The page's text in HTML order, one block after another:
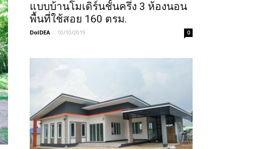
แบบบ้านโมเดิร์นชั้นครึ่ง 3 ห้องนอน
พื้นที่ใช้สอย 160 ตรม.
DoIDEA - 10/10/2019 0